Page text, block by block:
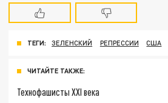
ТЕГИ: ЗЕЛЕНСКИЙ РЕПРЕССИИ США
ЧИТАЙТЕ ТАКЖЕ:
Технофашисты XXI века